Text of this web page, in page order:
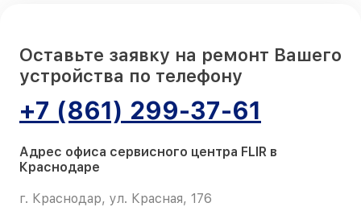
Оставьте заявку на ремонт Вашего
устройства по телефону
+7 (861) 299-37-61
Адрес офиса сервисного центра FLIR в
Краснодаре
г. Краснодар, ул. Красная, 176